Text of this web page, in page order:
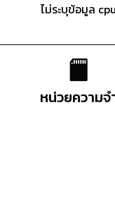
ไม่ระบุข้อมูล cpu
หน่วยความจ